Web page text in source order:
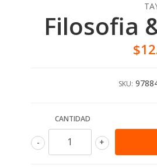
Filosofia
SKU:
CANTIDAD
+
-